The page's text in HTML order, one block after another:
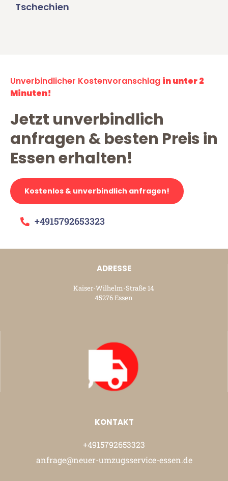
Tschechien
Unverbindlicher Kostenvoranschlag in unter 2
Minuten!
Jetzt unverbindlich
anfragen & besten Preis in
Essen erhalten!
Kostenlos & unverbindlich anfragen!
+4915792653323
ADRESSE
Kaiser-Wilhelm-Straße 14
45276 Essen
KONTAKT
+4915792653323
anfrage@neuer-umzugsservice-essen.de